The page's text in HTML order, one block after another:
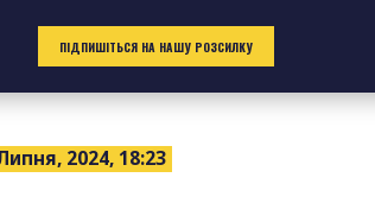
ПІДПИШІТЬСЯ НА НАШУ РОЗСИЛКУ
2024, 18:23